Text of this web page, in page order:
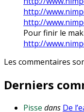
http://
http://
Pour finir le
http://
Les commentaires
Derniers
Pisse dans De